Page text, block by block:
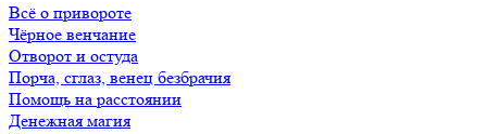
Всё о привороте
Чёрное венчание
Отворот и остуда
Порча, сглаз, венец безбрачия
Помощь на расстоянии
Денежная магия